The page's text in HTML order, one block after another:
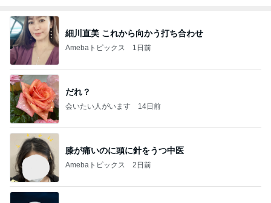
細川直美 これから向かう打ち合わせ
Amebaトピックス 1日前
だれ？
会いたい人がいます 14日前
膝が痛いのに頭に針をうつ中医
Amebaトピックス 2日前